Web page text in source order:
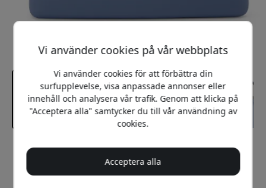
Rekommenderat pris
449 SEK
Vi använder cookies på vår webbplats
Vi använder cookies för att förbättra din
surfupplevelse, visa anpassade annonser eller
innehåll och analysera vår trafik. Genom att klicka på
"Acceptera alla" samtycker du till vår användning av
cookies.
Acceptera alla